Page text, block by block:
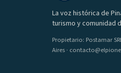
La voz histórica de
turismo y comunidad
Propietario: Postamar
Aires ·